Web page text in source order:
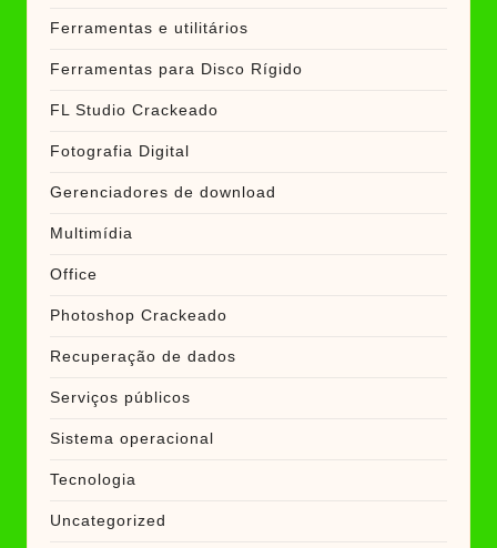
Ferramentas e utilitários
Ferramentas para Disco Rígido
FL Studio Crackeado
Fotografia Digital
Gerenciadores de download
Multimídia
Office
Photoshop Crackeado
Recuperação de dados
Serviços públicos
Sistema operacional
Tecnologia
Uncategorized